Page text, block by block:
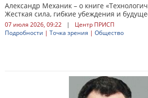
Александр Механик – о книге
Жесткая сила, гибкие убеждения и
07 июля 2026, 09:22 |
Центр ПРИСП
Подробности | Точка зрения | Общество